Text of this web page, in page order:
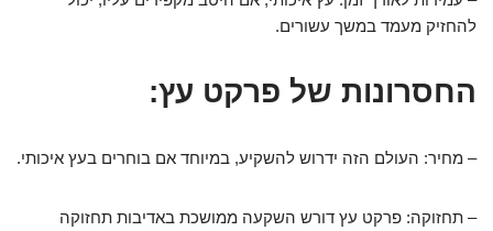
להחזיק מעמד במשך עשורים.
החסרונות של פרקט עץ:
– מחיר: העולם הזה ידרוש להשקיע, במיוחד אם בוחרים בעץ איכותי.
– תחזוקה: פרקט עץ דורש השקעה ממושכת באדיבות תחזוקה